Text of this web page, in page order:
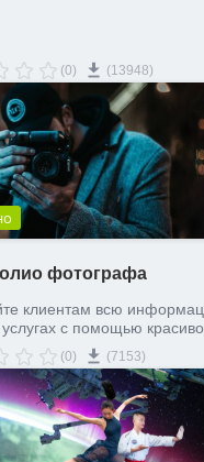
(0) (13948)
фотографа
клиентам всю
с помощью
сайта
(0) (7153)